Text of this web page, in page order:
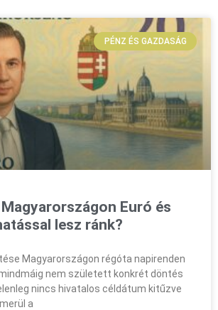
PÉNZ ÉS GAZDASÁG
Euró és
lesz ránk?
Magyarországon régóta napirenden
nem született konkrét döntés
nincs hivatalos céldátum kitűzve
a